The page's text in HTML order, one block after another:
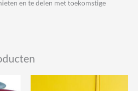
en te delen met toekomstige